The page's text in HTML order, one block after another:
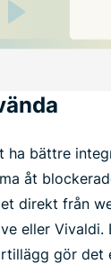
ha bättre
åt
direkt från
eller Vivaldi.
gör det